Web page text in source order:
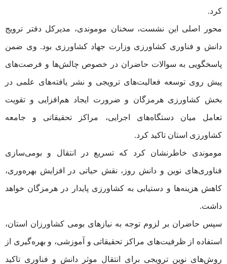
کرد.
محور اصلی این نشست، سخنان موموندی، مدیرکل دفتر ترویج
دانش و فناوری کشاورزی وزارت جهاد کشاورزی بود. وی ضمن
پاسخگویی به سوالات حاضران در خصوص چالش‌ها و فرصت‌های
پیش روی توسعه فعالیت‌های ترویجی و نشر یافته‌های علمی در
بخش کشاورزی هرمزگان و ضرورت ایجاد هم‌افزایی و تقویت
تعامل میان دستگاه‌های اجرایی، مراکز تحقیقاتی و جامعه
کشاورزی استان تاکید کرد.
موموندی خاطرنشان کرد که تسریع در انتقال و بومی‌سازی
فناوری‌های نوین و دانش روز، نقش حیاتی در افزایش بهره‌وری،
کاهش هزینه‌ها و دستیابی به کشاورزی پایدار در هرمزگان خواهد
داشت.
سپس حاضران بر لزوم توجه به نیازهای بومی کشاورزان استان،
استفاده از ظرفیت‌های مراکز تحقیقاتی و آموزشی، و بهره‌گیری از
روش‌های نوین ترویجی برای انتقال موثر دانش و فناوری تاکید